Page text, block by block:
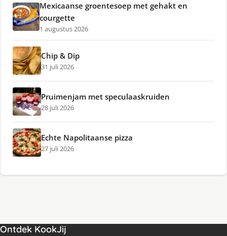
Mexicaanse groentesoep met gehakt en
courgette
1 augustus 2026
Chip & Dip
31 juli 2026
Pruimenjam met speculaaskruiden
28 juli 2026
Echte Napolitaanse pizza
27 juli 2026
Ontdek KookJij